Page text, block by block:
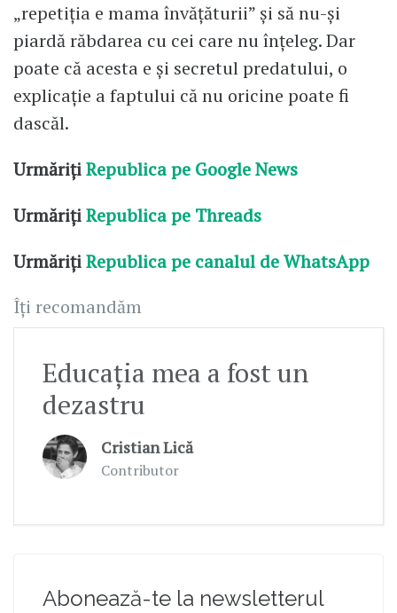
„repetiția e mama învățăturii” și să nu-și
piardă răbdarea cu cei care nu înțeleg. Dar
poate că acesta e și secretul predatului, o
explicație a faptului că nu oricine poate fi
dascăl.
UrmărițiRepublica pe Google News
UrmărițiRepublica pe Threads
UrmărițiRepublica pe canalul de WhatsApp
Îți recomandăm
Educația mea a fost un
dezastru
Cristian Lică
Contributor
Abonează-te la newsletterul